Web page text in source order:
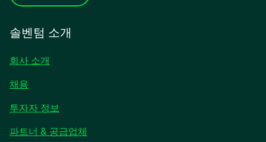
솔벤텀 소개
회사 소개
채용
투자자 정보
에
파트너 & 공급업체